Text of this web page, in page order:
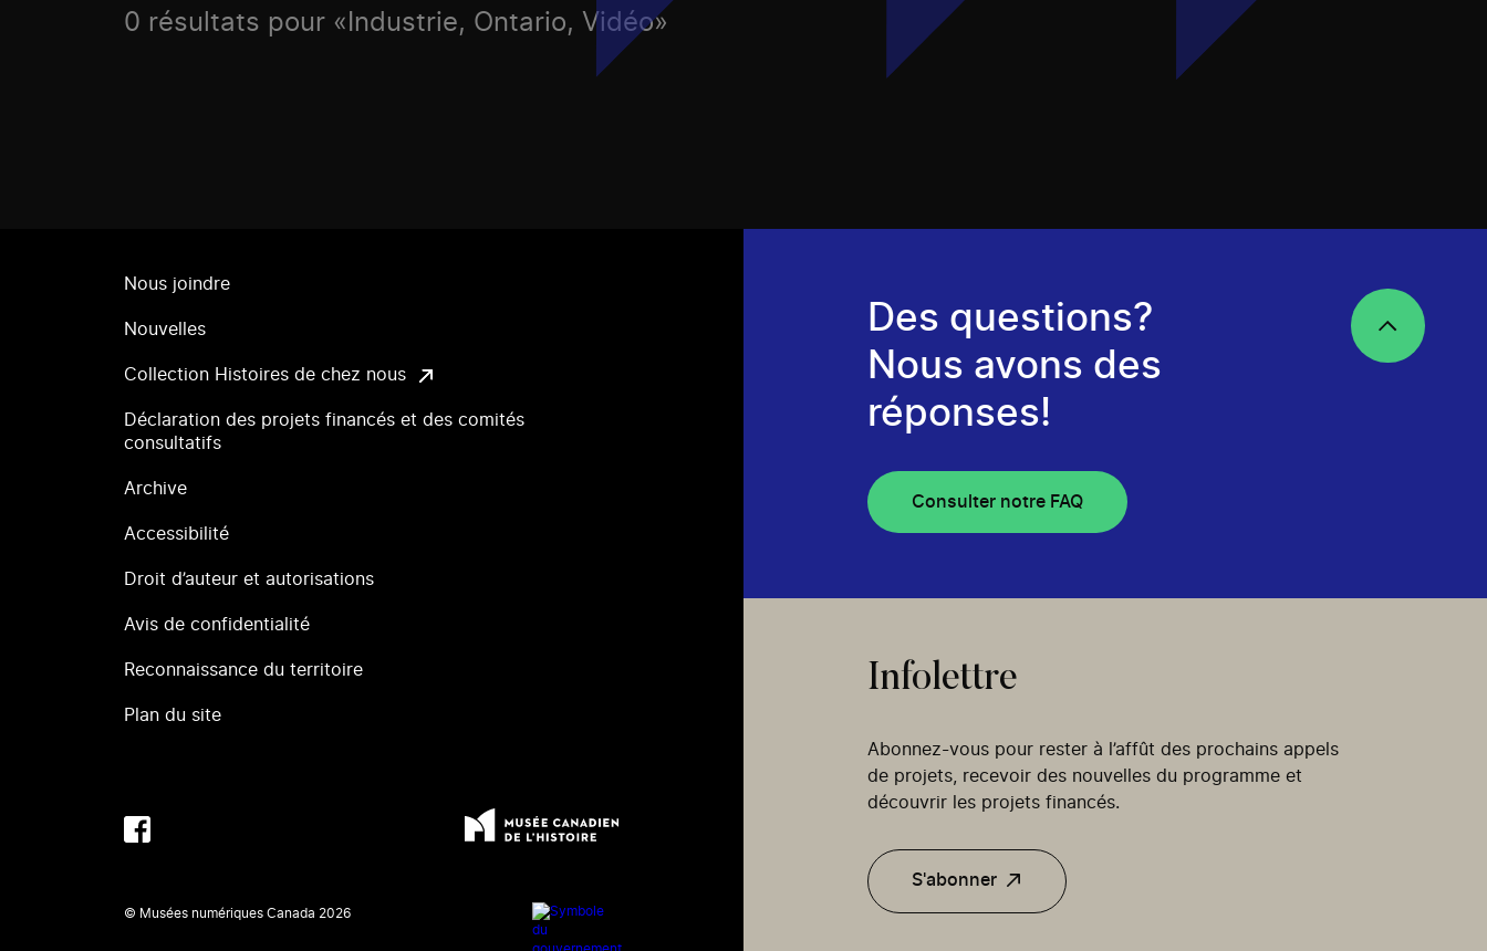
0 résultats pour «Industrie, Ontario, Vidéo»
Nous joindre
Nouvelles
Collection Histoires de chez nous
Déclaration des projets financés et des comités
consultatifs
Archive
Accessibilité
Droit d’auteur et autorisations
Avis de confidentialité
Reconnaissance du territoire
Plan du site
© Musées numériques Canada 2026
Des questions?
Nous avons des
réponses!
Consulter notre FAQ
Infolettre
Abonnez-vous pour rester à l’affût des prochains appels
de projets, recevoir des nouvelles du programme et
découvrir les projets financés.
S'abonner